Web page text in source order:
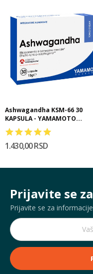
Ashwagandha KSM-66 30
KAPSULA - YAMAMOTO
NUTRITION
1.430,00 RSD
Prijavite se
Prijavite se za